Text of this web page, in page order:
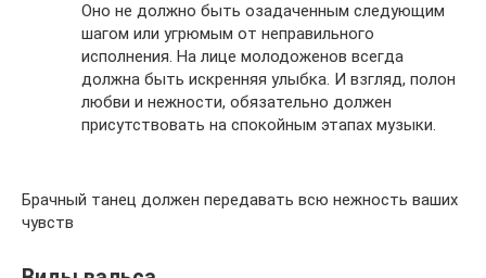
Оно не должно быть озадаченным следующим
шагом или угрюмым от неправильного
исполнения. На лице молодоженов всегда
должна быть искренняя улыбка. И взгляд, полон
любви и нежности, обязательно должен
присутствовать на спокойным этапах музыки.
Брачный танец должен передавать всю нежность ваших
чувств